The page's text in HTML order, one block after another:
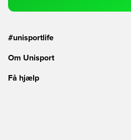
#unisportlife
Om Unisport
Få hjælp